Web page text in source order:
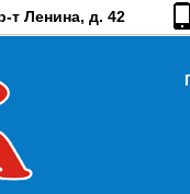
т Ленина, д. 42